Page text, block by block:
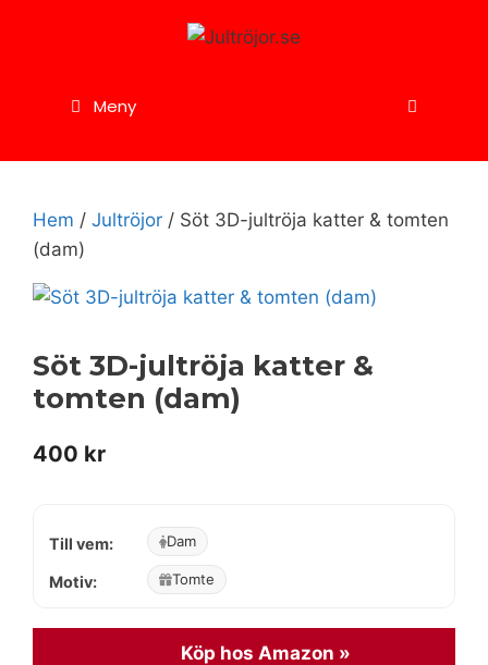
Meny
Hem / Jultröjor / Söt 3D-jultröja katter & tomten
(dam)
Söt 3D-jultröja katter &
tomten (dam)
400 kr
Till vem: Dam
Motiv: Tomte
Köp hos Amazon »